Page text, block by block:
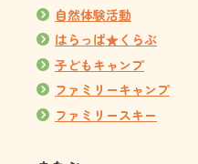
自然体験活動
はらっぱ★くらぶ
子どもキャンプ
ファミリーキャンプ
ファミリースキー